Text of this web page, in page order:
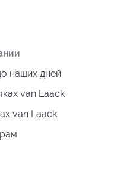
наших дней
van Laack
van Laack